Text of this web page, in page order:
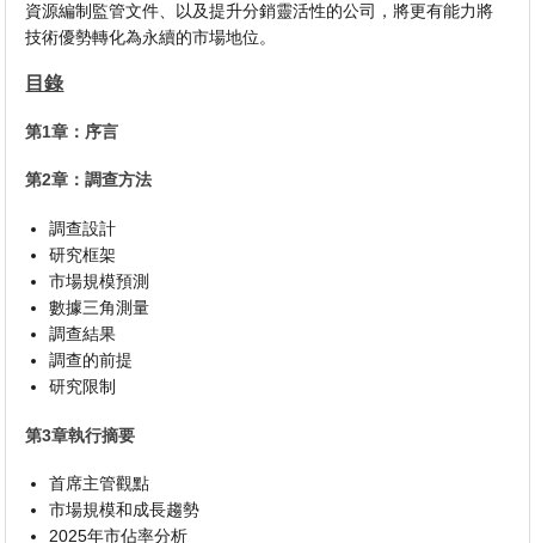
資源編制監管文件、以及提升分銷靈活性的公司，將更有能力將
技術優勢轉化為永續的市場地位。
目錄
第1章：序言
第2章：調查方法
調查設計
研究框架
市場規模預測
數據三角測量
調查結果
調查的前提
研究限制
第3章執行摘要
首席主管觀點
市場規模和成長趨勢
2025年市佔率分析